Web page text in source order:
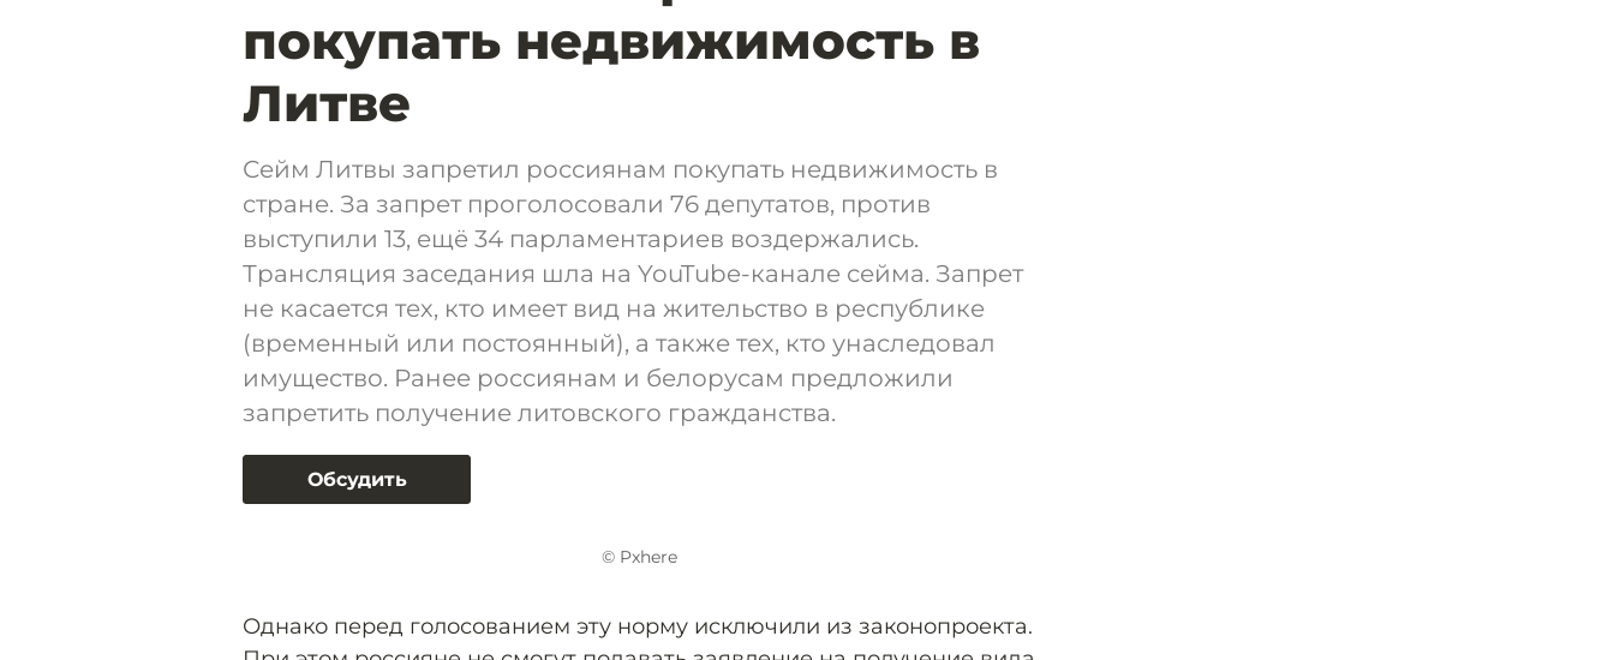
покупать недвижимость в
Литве
Сейм Литвы запретил россиянам покупать недвижимость в
стране. За запрет проголосовали 76 депутатов, против
выступили 13, ещё 34 парламентариев воздержались.
Трансляция заседания шла на YouTube-канале сейма. Запрет
не касается тех, кто имеет вид на жительство в республике
(временный или постоянный), а также тех, кто унаследовал
имущество. Ранее россиянам и белорусам предложили
запретить получение литовского гражданства.
Обсудить
© Pxhere
Однако перед голосованием эту норму исключили из законопроекта.